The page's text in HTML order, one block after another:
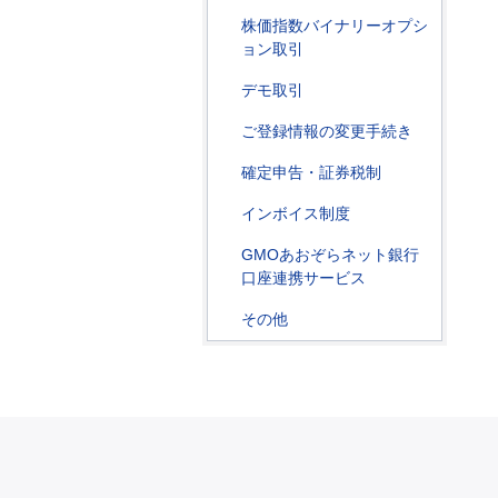
株価指数バイナリーオプシ
ョン取引
デモ取引
ご登録情報の変更手続き
確定申告・証券税制
インボイス制度
GMOあおぞらネット銀行
口座連携サービス
その他